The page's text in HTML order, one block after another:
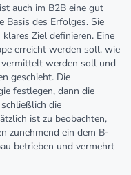
auch im B2B eine gut
Basis des Erfolges. Sie
Ziel definieren. Eine
erreicht werden soll, wie
werden soll und
geschieht. Die
festlegen, dann die
die
ist zu beobachten,
zunehmend ein dem B-
betrieben und vermehrt